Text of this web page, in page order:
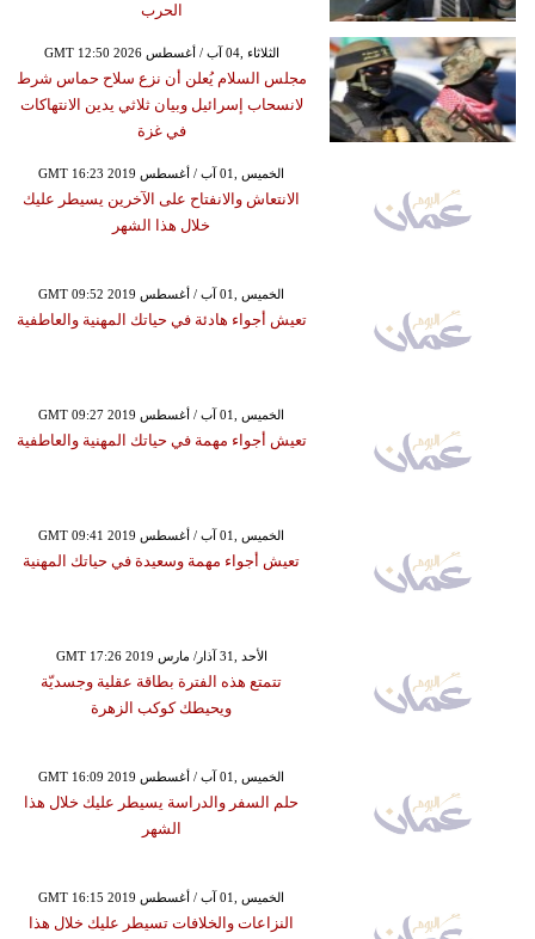
الحرب
GMT 12:50 2026 الثلاثاء ,04 آب / أغسطس
مجلس السلام يُعلن أن نزع سلاح حماس شرط
لانسحاب إسرائيل وبيان ثلاثي يدين الانتهاكات
في غزة
GMT 16:23 2019 الخميس ,01 آب / أغسطس
الانتعاش والانفتاح على الآخرين يسيطر عليك
خلال هذا الشهر
GMT 09:52 2019 الخميس ,01 آب / أغسطس
تعيش أجواء هادئة في حياتك المهنية والعاطفية
GMT 09:27 2019 الخميس ,01 آب / أغسطس
تعيش أجواء مهمة في حياتك المهنية والعاطفية
GMT 09:41 2019 الخميس ,01 آب / أغسطس
تعيش أجواء مهمة وسعيدة في حياتك المهنية
GMT 17:26 2019 الأحد ,31 آذار/ مارس
تتمتع هذه الفترة بطاقة عقلية وجسديّة
ويحيطك كوكب الزهرة
GMT 16:09 2019 الخميس ,01 آب / أغسطس
حلم السفر والدراسة يسيطر عليك خلال هذا
الشهر
GMT 16:15 2019 الخميس ,01 آب / أغسطس
النزاعات والخلافات تسيطر عليك خلال هذا